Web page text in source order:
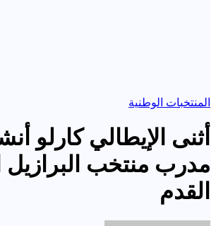
المنتخبات الوطنية
أثنى الإيطالي كارلو
مدرب منتخب البرازيل
القدم